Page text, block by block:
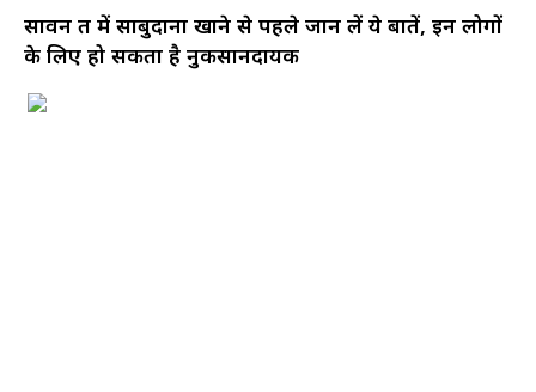
सावन व्रत में साबुदाना खाने से पहले जान लें ये बातें, इन लोगों
के लिए हो सकता है नुकसानदायक